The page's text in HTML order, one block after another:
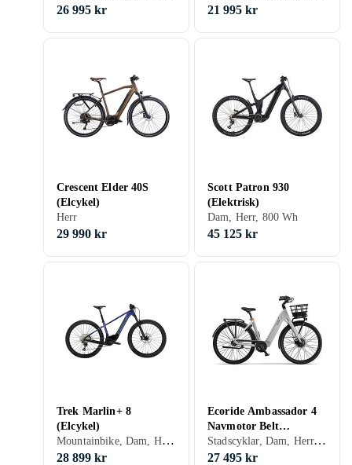
26 995 kr
21 995 kr
Crescent Elder 40S
(Elcykel)
Herr
29 990 kr
Scott Patron 930
(Elektrisk)
Dam, Herr, 800 Wh
45 125 kr
Trek Marlin+ 8
(Elcykel)
Mountainbike, Dam, Herr, 400 Wh
28 899 kr
Ecoride Ambassador 4
Navmotor Belt
(Electric)
Stadscyklar, Dam, Herr, Framhjul, 709 Wh
27 495 kr